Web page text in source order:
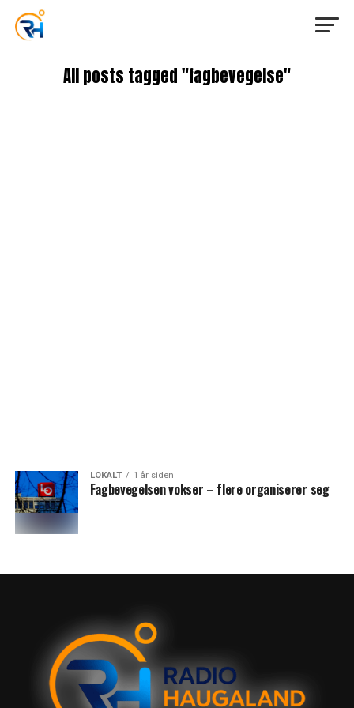
All posts tagged "fagbevegelse"
LOKALT 1 år siden
Fagbevegelsen vokser – flere organiserer seg